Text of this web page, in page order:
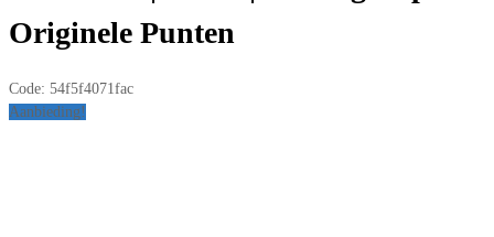
Originele Punten
Code: 54f5f4071fac
Aanbieding!